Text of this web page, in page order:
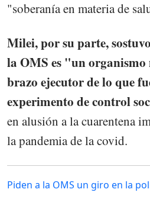
"soberanía en materia de
Milei, por su parte,
la OMS es "un organismo
brazo ejecutor de lo que
experimento de control
en alusión a la cuarentena
la pandemia de la covid.
Piden a la OMS un giro en la